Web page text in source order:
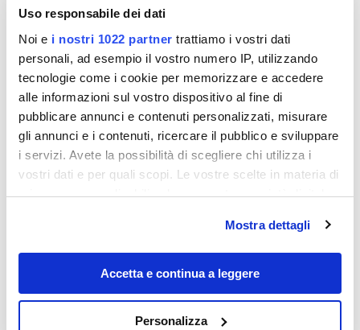
Uso responsabile dei dati
Noi e i nostri 1022 partner trattiamo i vostri dati
personali, ad esempio il vostro numero IP, utilizzando
tecnologie come i cookie per memorizzare e accedere
alle informazioni sul vostro dispositivo al fine di
pubblicare annunci e contenuti personalizzati, misurare
gli annunci e i contenuti, ricercare il pubblico e sviluppare
i servizi. Avete la possibilità di scegliere chi utilizza i
vostri dati e per quali scopi. Le vostre scelte in materia di
privacy sono applicabili solo su questa proprietà digitale
modificare o revocare il proprio consenso in qualsiasi
momento dalla Dichiarazione sui cookie o facendo clic
sull'icona di attivazione della privacy.
Mostra dettagli
Accetta e continua a leggere
Personalizza
Destinazioni